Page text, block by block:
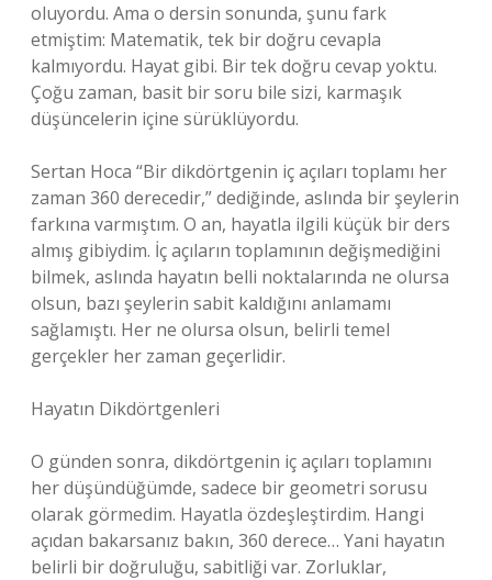
oluyordu. Ama o dersin sonunda, şunu fark
etmiştim: Matematik, tek bir doğru cevapla
kalmıyordu. Hayat gibi. Bir tek doğru cevap yoktu.
Çoğu zaman, basit bir soru bile sizi, karmaşık
düşüncelerin içine sürüklüyordu.
Sertan Hoca “Bir dikdörtgenin iç açıları toplamı her
zaman 360 derecedir,” dediğinde, aslında bir şeylerin
farkına varmıştım. O an, hayatla ilgili küçük bir ders
almış gibiydim. İç açıların toplamının değişmediğini
bilmek, aslında hayatın belli noktalarında ne olursa
olsun, bazı şeylerin sabit kaldığını anlamamı
sağlamıştı. Her ne olursa olsun, belirli temel
gerçekler her zaman geçerlidir.
Hayatın Dikdörtgenleri
O günden sonra, dikdörtgenin iç açıları toplamını
her düşündüğümde, sadece bir geometri sorusu
olarak görmedim. Hayatla özdeşleştirdim. Hangi
açıdan bakarsanız bakın, 360 derece… Yani hayatın
belirli bir doğruluğu, sabitliği var. Zorluklar,